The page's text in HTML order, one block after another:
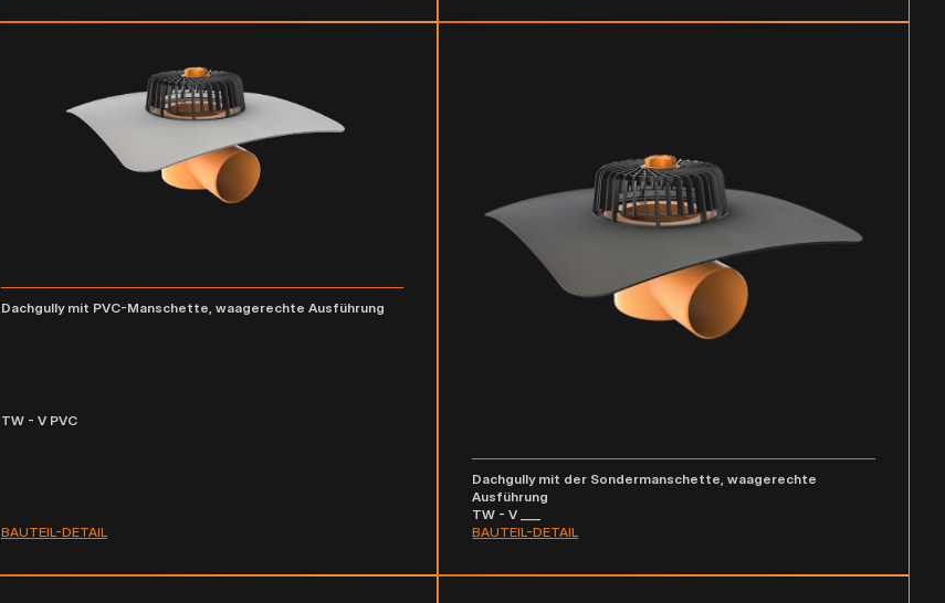
Dachgully mit PVC-Manschette, waagerechte Ausführung
TW - V PVC
BAUTEIL-DETAIL
Dachgully mit der Sondermanschette, waagerechte
Ausführung
TW - V ___
BAUTEIL-DETAIL